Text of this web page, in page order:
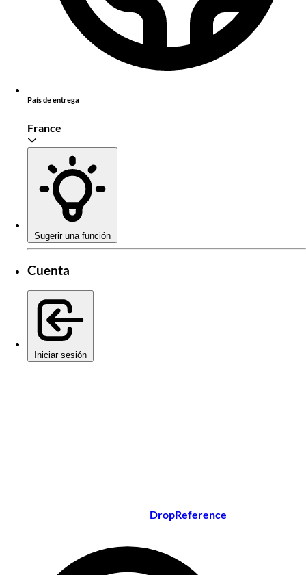
País de entrega
France
Sugerir una función
Cuenta
Iniciar sesión
DropReference